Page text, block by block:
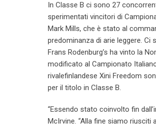
In Classe B ci sono 27
sperimentati vincitori di
Mark Mills, che è stato al
predominanza di arie leggere. Ci
Frans Rodenburg’s ha vinto la
modificato al Campionato
rivalefinlandese Xini Freedom
per il titolo in Classe B.
“Essendo stato coinvolto fin
McIrvine. “Alla fine siamo riusciti